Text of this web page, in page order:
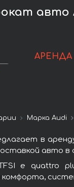
авто
АРЕНДА
Марка Audi
в
авто в
e quattro